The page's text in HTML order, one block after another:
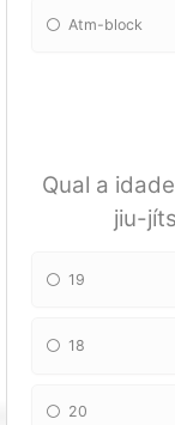
Atm-block
Qual a
jiu-
19
18
20